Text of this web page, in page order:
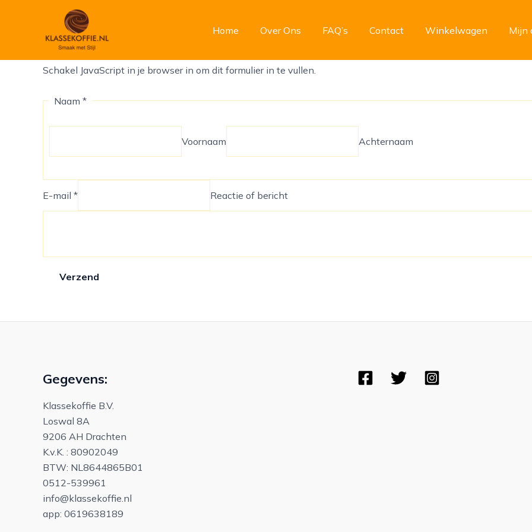
Home Over Ons FAQ’s Contact Winkelwagen Mijn
Home Proefplaatsing?
Proefplaatsing?
Schakel JavaScript in je browser in om dit formulier in te vullen.
Naam *
Voornaam Achternaam
E-mail * Reactie of bericht
Verzend
Gegevens:
Klassekoffie B.V.
Loswal 8A
9206 AH Drachten
K.v.K. : 80902049
BTW: NL8644865B01
0512-539961
info@klassekoffie.nl
app: 0619638189